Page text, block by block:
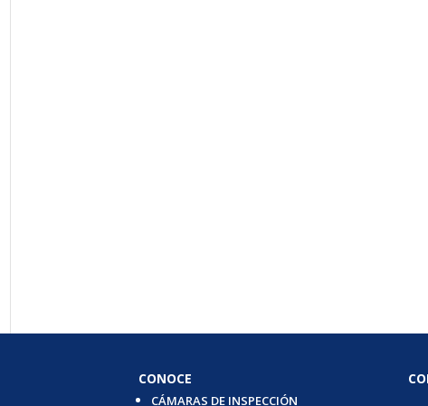
CONOCE
CÁMARAS DE INSPECCIÓN